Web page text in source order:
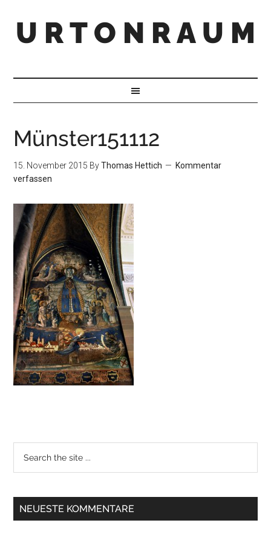
U R T O N R A U M
Münster151112
15. November 2015 ByThomas Hettich
Kommentar
verfassen
NEUESTE KOMMENTARE